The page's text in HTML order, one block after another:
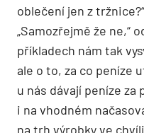
oblečení jen z
„Samozřejmě že ne,“
příkladech nám tak
ale o to, za co peníze
u nás dávají peníze za
i na vhodném
na trh výrobky ve